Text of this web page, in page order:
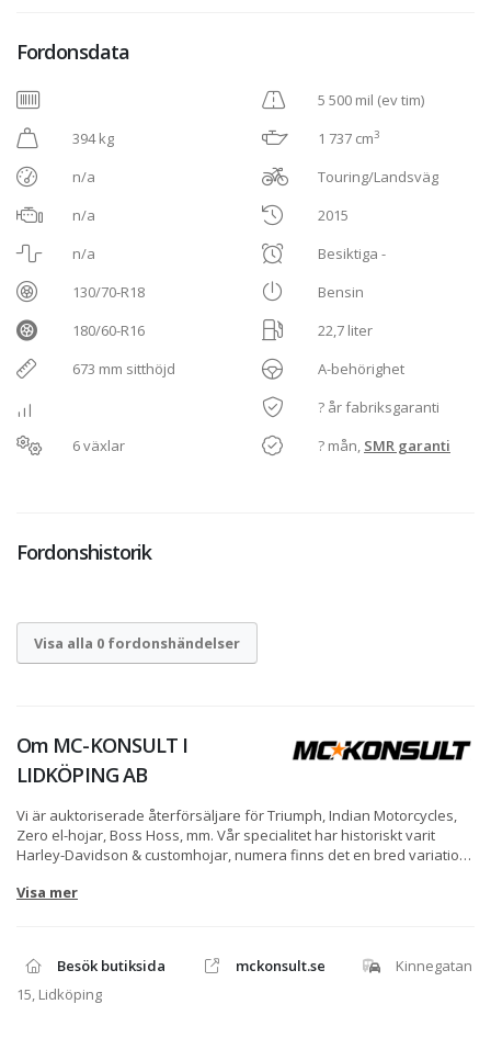
Fordonsdata
394 kg
n/a
n/a
n/a
130/70-R18
180/60-R16
673 mm sitthöjd
6 växlar
5 500 mil (ev tim)
1 737 cm3
Touring/Landsväg
2015
Besiktiga -
Bensin
22,7 liter
A-behörighet
? år fabriksgaranti
? mån, SMR garanti
Fordonshistorik
Visa alla 0 fordonshändelser
Om MC-KONSULT I
LIDKÖPING AB
Vi är auktoriserade återförsäljare för Triumph, Indian Motorcycles,
Zero el-hojar, Boss Hoss, mm. Vår specialitet har historiskt varit
Harley-Davidson & customhojar, numera finns det en bred variation,
* Facetime/Teams för att kunna titta noga på objekt
* 7 Års Easy Ride garanti på nya mc över 500cc
* Minst 24 månaders garanti på begagnat (nyare än 20år)
Visa mer
Besök butiksida mckonsult.se
Kinnegatan
15, Lidköping